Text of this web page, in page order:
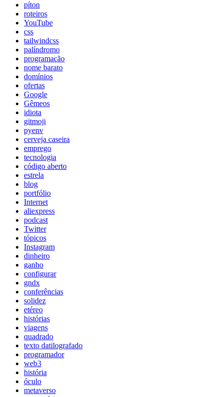
píton
roteiros
YouTube
css
tailwindcss
palíndromo
programação
nome barato
domínios
ofertas
Google
Gêmeos
idiota
gitmoji
pyenv
cerveja caseira
emprego
tecnologia
código aberto
estrela
blog
portfólio
Internet
aliexpress
podcast
Twitter
tópicos
Instagram
dinheiro
ganho
configurar
gndx
conferências
solidez
etéreo
histórias
viagens
quadrado
texto datilografado
programador
web3
história
óculo
metaverso